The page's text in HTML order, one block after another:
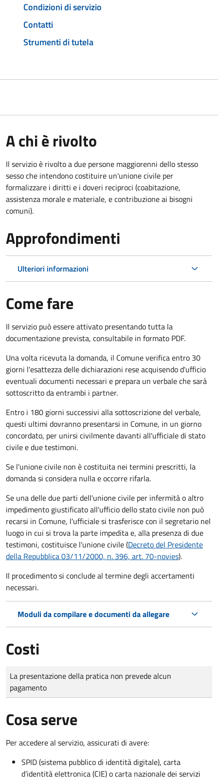
Condizioni di servizio
Contatti
Strumenti di tutela
A chi è rivolto
Il servizio è rivolto a due persone maggiorenni dello stesso
sesso che intendono costituire un'unione civile per
formalizzare i diritti e i doveri reciproci (coabitazione,
assistenza morale e materiale, e contribuzione ai bisogni
comuni).
Approfondimenti
Ulteriori informazioni
Come fare
Il servizio può essere attivato presentando tutta la
documentazione prevista, consultabile in formato PDF.
Una volta ricevuta la domanda, il Comune verifica entro 30
giorni l'esattezza delle dichiarazioni rese acquisendo d'ufficio
eventuali documenti necessari e prepara un verbale che sarà
sottoscritto da entrambi i partner.
Entro i 180 giorni successivi alla sottoscrizione del verbale,
questi ultimi dovranno presentarsi in Comune, in un giorno
concordato, per unirsi civilmentedavanti all'ufficiale di stato
civilee due testimoni.
Se l'unione civile non è costituita nei termini prescritti, la
domanda si considera nulla e occorre rifarla.
Se una delle due parti dell'unione civile per infermità o altro
impedimento giustificato all'ufficio dello stato civile non può
recarsi in Comune, l'ufficiale si trasferisce con il segretario nel
luogo in cui si trova la parte impedita e, alla presenza di due
testimoni, costituisce l'unione civile (Decreto del Presidente
della Repubblica 03/11/2000, n. 396, art. 70-novies).
Il procedimento si conclude al termine degli accertamenti
necessari.
Moduli da compilare e documenti da allegare
Costi
Tipo di pagamento
Importo
La presentazione della pratica non prevede alcun
pagamento
Cosa serve
Per accedere al servizio, assicurati di avere:
SPID (sistema pubblico di identità digitale), carta
d’identità elettronica (CIE) o carta nazionale dei servizi